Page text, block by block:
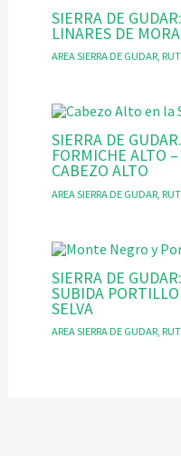
SIERRA DE
LINARES DE
AREA SIERRA DE GUDAR,
SIERRA DE
FORMICHE ALTO
CABEZO ALTO
AREA SIERRA DE GUDAR,
SIERRA DE
SUBIDA
SELVA
AREA SIERRA DE GUDAR,